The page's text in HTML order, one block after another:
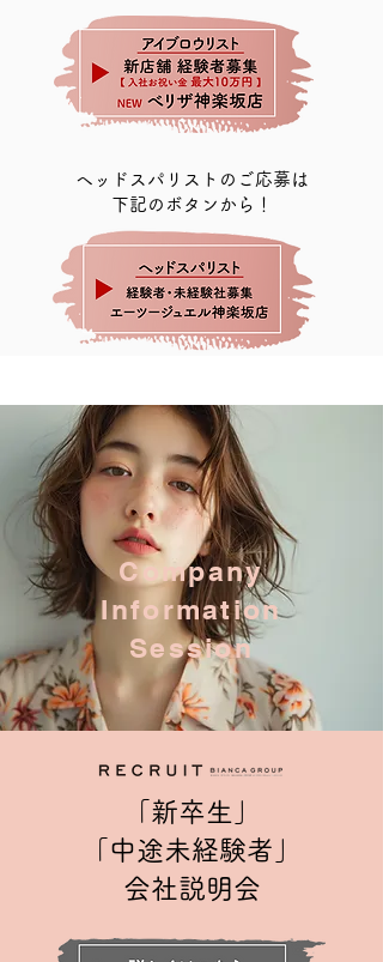
ヘッドスパリストのご応募は
​下記のボタンから！
Company
Information
Session
「新卒生」
「中途​未経験者」
会社説明会